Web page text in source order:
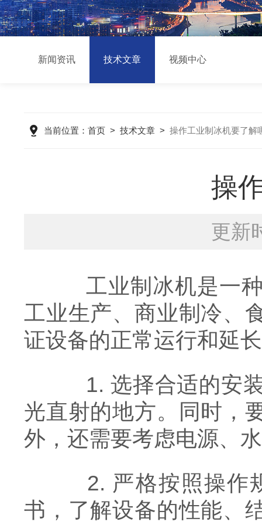
新闻资讯 技术文章 视频中心
当前位置： 首页> 技术文章> 操作工业制冰机要了解
操
更新
工业制冰机是一种
工业生产、商业制冷、
证设备的正常运行和延
1. 选择合适的安装
光直射的地方。同时，
外，还需要考虑电源、
2. 严格按照操作规
书，了解设备的性能、